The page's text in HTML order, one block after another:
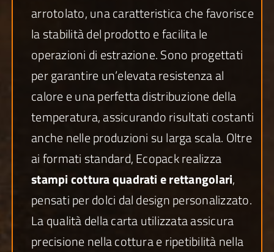
arrotolato, una caratteristica che favorisce
la stabilità del prodotto e facilita le
operazioni di estrazione. Sono progettati
per garantire un’elevata resistenza al
calore e una perfetta distribuzione della
temperatura, assicurando risultati costanti
anche nelle produzioni su larga scala. Oltre
ai formati standard, Ecopack realizza
stampi cottura quadrati e rettangolari,
pensati per dolci dal design personalizzato.
La qualità della carta utilizzata assicura
precisione nella cottura e ripetibilità nella